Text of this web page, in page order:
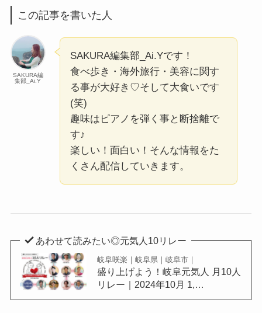
この記事を書いた人
SAKURA編
集部_Ai.Y
SAKURA編集部_Ai.Yです！
食べ歩き・海外旅行・美容に関す
る事が大好き♡そして大食いです
(笑)
趣味はピアノを弾く事と断捨離で
す♪
楽しい！面白い！そんな情報をた
くさん配信していきます。
あわせて読みたい◎元気人10リレー
岐阜咲楽｜岐阜県｜岐阜市｜
盛り上げよう！岐阜元気人 月10人
リレー｜2024年10月 1,…